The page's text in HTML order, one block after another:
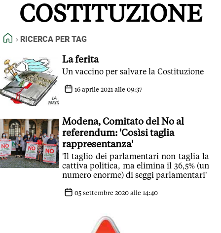
FEED RSS
NORMATIVE DEONTOLOGICHE
TERMINI e CONDIZIONI
COSTITUZIONE
HOME
RICERCA PER TAG
La ferita
Un vaccino per salvare la Costituzione
16 aprile 2021 alle 09:37
Modena, Comitato del No al
referendum: 'Cosìsi taglia
rappresentanza'
'Il taglio dei parlamentari non taglia la
cattiva politica, ma elimina il 36,5% (un
numero enorme) di seggi parlamentari'
05 settembre 2020 alle 14:40